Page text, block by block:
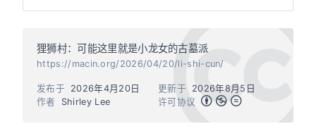
狸狮村：可能这里就是小龙女的古墓派
https://macin.org/2026/04/20/li-shi-cun/
作者 Shirley Lee
发布于 2026年4月20日 更新于
2026年8月5日
许可协议